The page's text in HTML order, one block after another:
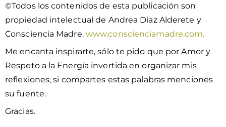
©Todos los contenidos de esta publicación son
propiedad intelectual de Andrea Diaz Alderete y
Consciencia Madre. www.conscienciamadre.com.
Me encanta inspirarte, sólo te pido que por Amor y
Respeto a la Energía invertida en organizar mis
reflexiones, si compartes estas palabras menciones
su fuente.
Gracias.